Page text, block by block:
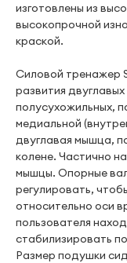
изготовлены из
высокопрочной
краской.
Силовой тренажер
развития
полусухожильных,
медиальной
двуглавая мышца,
колене. Частично
мышцы. Опорные
регулировать,
относительно оси
пользователя
стабилизировать
Размер подушки